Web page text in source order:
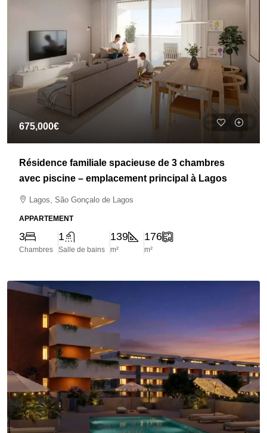
675,000€
Résidence familiale spacieuse de 3 chambres
avec piscine – emplacement principal à Lagos
Lagos, São Gonçalo de Lagos
APPARTEMENT
3
Chambres
1
Salle de bains
139
m²
176
m²